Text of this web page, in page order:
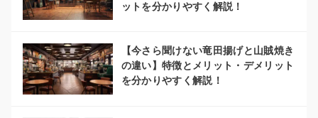
ットを分かりやすく解説！
【今さら聞けない竜田揚げと山賊焼き
の違い】特徴とメリット・デメリット
を分かりやすく解説！